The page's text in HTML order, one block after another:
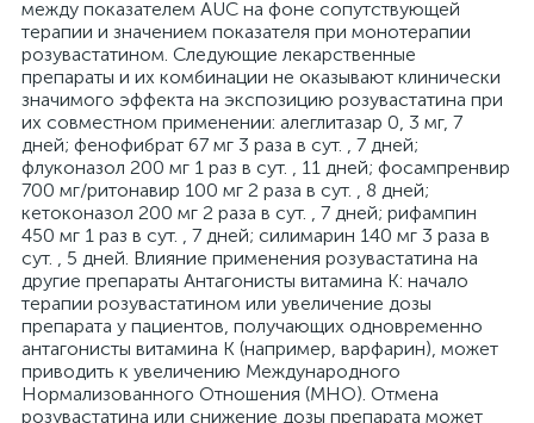
между показателем AUC на фоне сопутствующей
терапии и значением показателя при монотерапии
розувастатином. Следующие лекарственные
препараты и их комбинации не оказывают клинически
значимого эффекта на экспозицию розувастатина при
их совместном применении: алеглитазар 0, 3 мг, 7
дней; фенофибрат 67 мг 3 раза в сут. , 7 дней;
флуконазол 200 мг 1 раз в сут. , 11 дней; фосампренвир
700 мг/ритонавир 100 мг 2 раза в сут. , 8 дней;
кетоконазол 200 мг 2 раза в сут. , 7 дней; рифампин
450 мг 1 раз в сут. , 7 дней; силимарин 140 мг 3 раза в
сут. , 5 дней. Влияние применения розувастатина на
другие препараты Антагонисты витамина К: начало
терапии розувастатином или увеличение дозы
препарата у пациентов, получающих одновременно
антагонисты витамина К (например, варфарин), может
приводить к увеличению Международного
Нормализованного Отношения (МНО). Отмена
розувастатина или снижение дозы препарата может